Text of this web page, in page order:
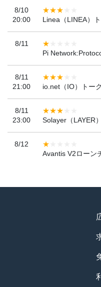
8/10
20:00
Linea（LINEA）
8/11
Pi
8/11
21:00
io.net（IO）トー
8/11
23:00
Solayer（LAYER
8/12
Avantis V2ローン